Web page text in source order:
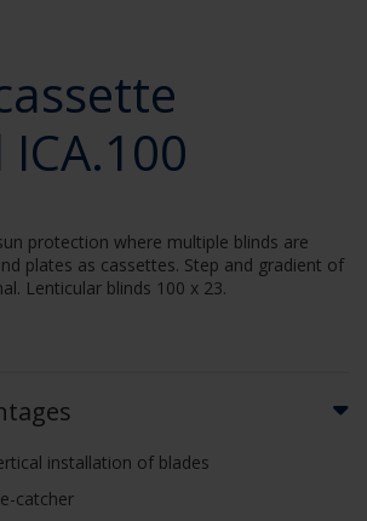
protection where multiple blinds are
plates as cassettes. Step and gradient of
Lenticular blinds 100 x 23.
installation of blades
catcher